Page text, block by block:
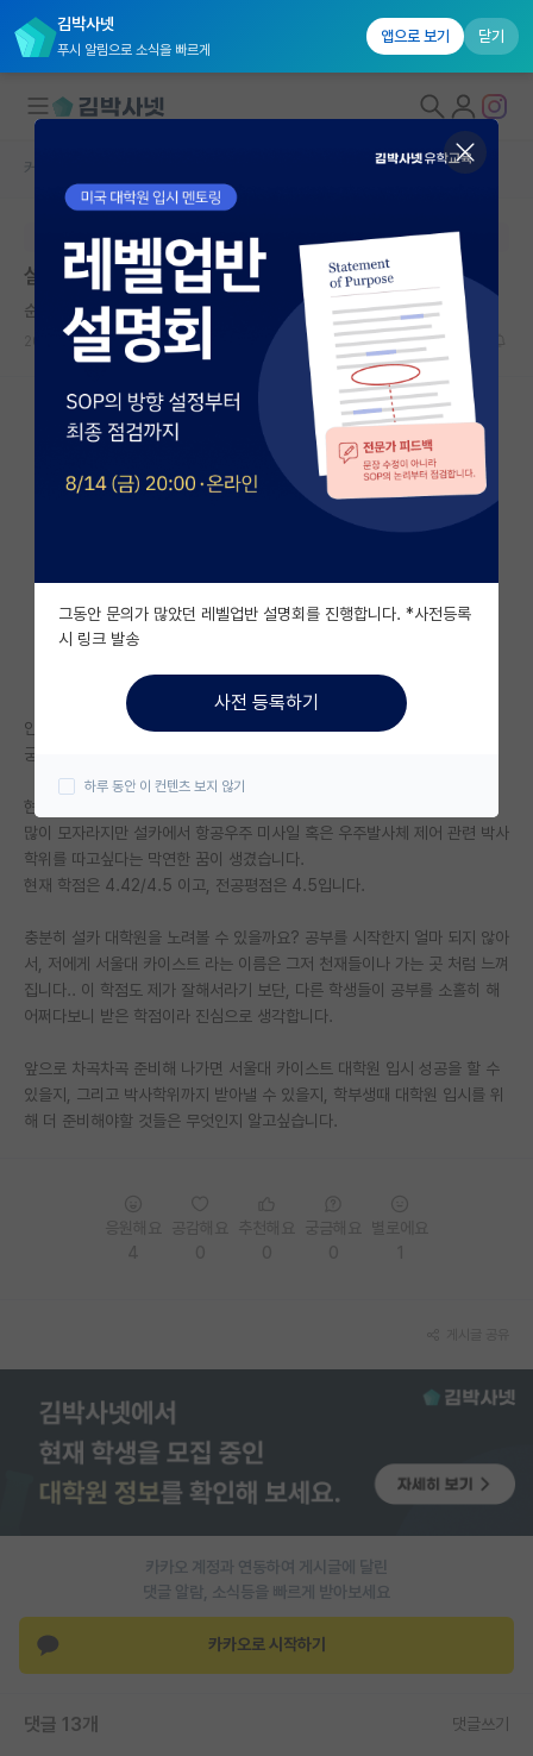
김박사넷
푸시 알림으로 소식을 빠르게
앱으로 보기 닫기
대학원생 모집
국내대학원 정보
연구실&오픈랩
커뮤니티
커뮤니티 홈
전체글보기
베스트 게시판
자유 게시판(아무개랩)
미국 유학 게시판
미국 대학원 합격 후기 게시판
대학원생 모집 게시판
연구실(PI) 홍보 게시판
석박사 채용 정보 게시판
학부 인턴 게시판
취업 게시판
임용 후기 게시판
PI 전용 게시판
커리어
유학교육
이벤트
반도체 아카데미
커뮤니티 홈
본문이 수정되지 않는 박제글입니다.
설카 항공우주
순수한 플라톤
2026.06.03 13 1607
안녕하세요.
궁금한 것이 있어, 처음으로 김박사넷에 글을 남겨봅니다.
현재 세종대학교 우주항공공학전공 2학년 1학기 재학중인 학부생입니다.
많이 모자라지만 설카에서 항공우주 미사일 혹은 우주발사체 제어 관련 박사
학위를 따고싶다는 막연한 꿈이 생겼습니다.
현재 학점은 4.42/4.5 이고, 전공평점은 4.5입니다.
충분히 설카 대학원을 노려볼 수 있을까요? 공부를 시작한지 얼마 되지 않아
서, 저에게 서울대 카이스트 라는 이름은 그저 천재들이나 가는 곳 처럼 느껴
집니다.. 이 학점도 제가 잘해서라기 보단, 다른 학생들이 공부를 소홀히 해
어쩌다보니 받은 학점이라 진심으로 생각합니다.
앞으로 차곡차곡 준비해 나가면 서울대 카이스트 대학원 입시 성공을 할 수
있을지, 그리고 박사학위까지 받아낼 수 있을지, 학부생때 대학원 입시를 위
해 더 준비해야할 것들은 무엇인지 알고싶습니다.
카카오 계정과 연동하여 게시글에 달린
댓글 알람, 소식등을 빠르게 받아보세요
카카오로 시작하기
댓글 13개 댓글쓰기
그동안 문의가 많았던 레벨업반 설명회를 진행합니다. *사전등록
시 링크 발송
사전 등록하기
하루 동안 이 컨텐츠 보지 않기